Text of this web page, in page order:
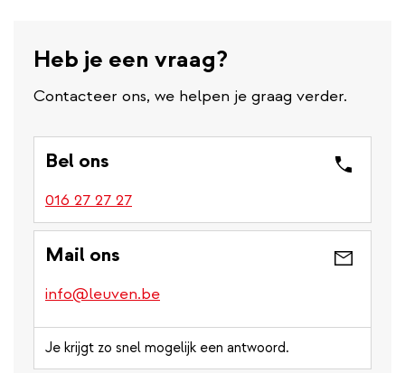
Heb je een vraag?
Contacteer ons, we helpen je graag verder.
Bel ons
016 27 27 27
Mail ons
info@leuven.be
Je krijgt zo snel mogelijk een antwoord.